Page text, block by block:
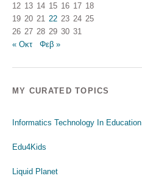
12 13 14 15 16 17 18
19 20 21 22 23 24 25
26 27 28 29 30 31
« Οκτ
Φεβ »
MY CURATED TOPICS
Informatics Technology In Education
Edu4Kids
Liquid Planet